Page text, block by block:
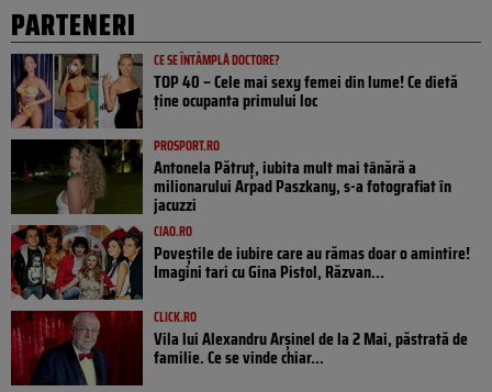
PARTENERI
CE SE ÎNTÂMPLĂ DOCTORE?
TOP 40 – Cele mai sexy femei din lume! Ce dietă
ține ocupanta primului loc
PROSPORT.RO
Antonela Pătruț, iubita mult mai tânără a
milionarului Arpad Paszkany, s-a fotografiat în
jacuzzi
CIAO.RO
Poveştile de iubire care au rămas doar o amintire!
Imagini tari cu Gina Pistol, Răzvan...
CLICK.RO
Vila lui Alexandru Arșinel de la 2 Mai, păstrată de
familie. Ce se vinde chiar...